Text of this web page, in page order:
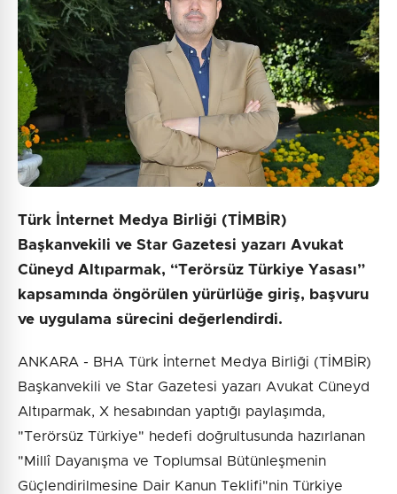
Türk İnternet Medya Birliği (TİMBİR)
Başkanvekili ve Star Gazetesi yazarı Avukat
Cüneyd Altıparmak, “Terörsüz Türkiye Yasası”
kapsamında öngörülen yürürlüğe giriş, başvuru
ve uygulama sürecini değerlendirdi.
ANKARA - BHA Türk İnternet Medya Birliği (TİMBİR)
Başkanvekili ve Star Gazetesi yazarı Avukat Cüneyd
Altıparmak, X hesabından yaptığı paylaşımda,
"Terörsüz Türkiye" hedefi doğrultusunda hazırlanan
"Millî Dayanışma ve Toplumsal Bütünleşmenin
Güçlendirilmesine Dair Kanun Teklifi"nin Türkiye